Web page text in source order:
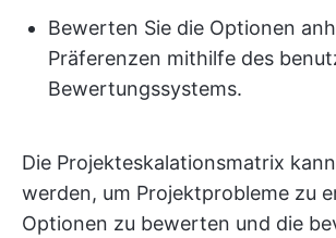
Bewerten Sie die Optionen
Präferenzen mithilfe des
Bewertungssystems.
Die Projekteskalationsmatrix
werden, um Projektprobleme zu
Optionen zu bewerten und die